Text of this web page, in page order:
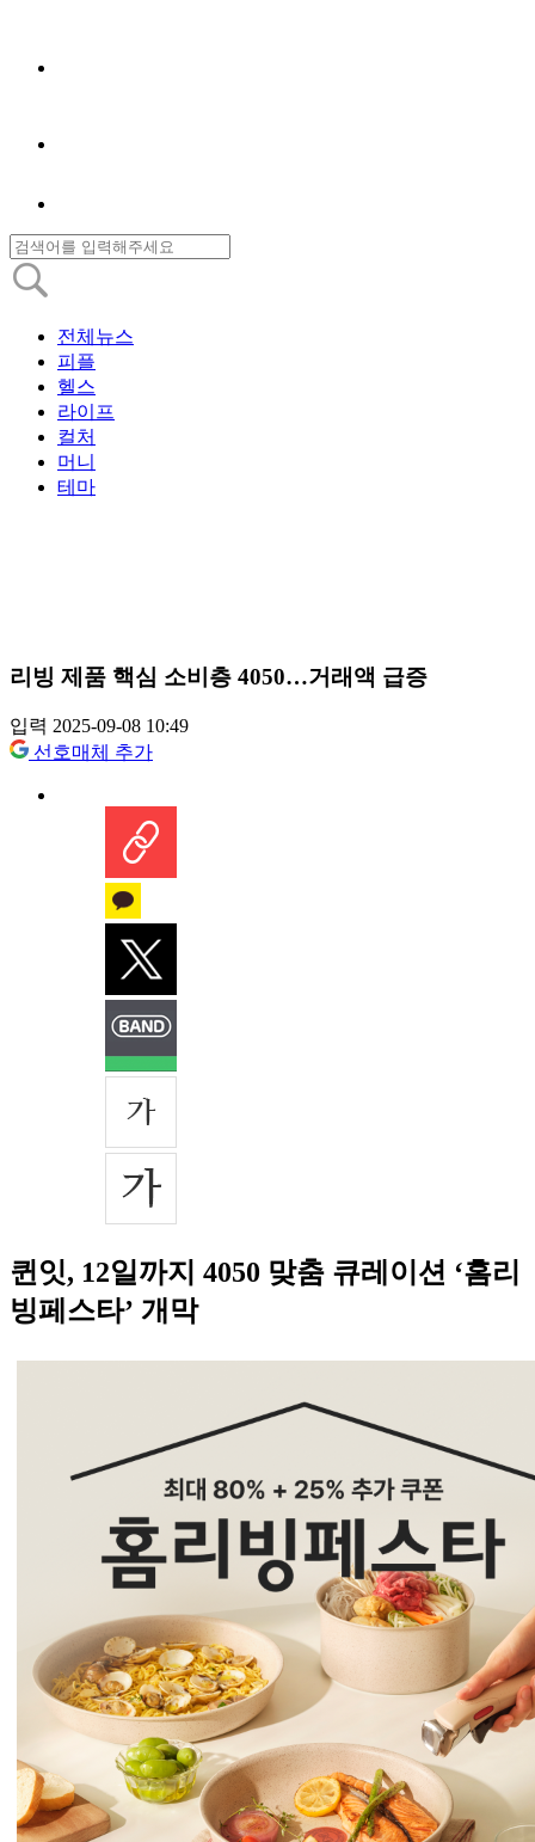
전체뉴스
피플
헬스
라이프
컬처
머니
테마
리빙 제품 핵심 소비층 4050…거래액 급증
입력 2025-09-08 10:49
선호매체 추가
퀸잇, 12일까지 4050 맞춤 큐레이션 ‘홈리
빙페스타’ 개막